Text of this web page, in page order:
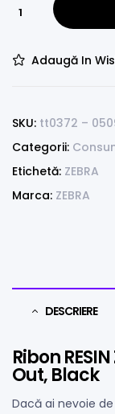
Adaugă In
SKU: tt0372 –
Categorii:
Etichetă: ZEBRA
Marca: ZEBRA
DESCRIERE
Ribon
Out, Black
Dacă ai nevoie de